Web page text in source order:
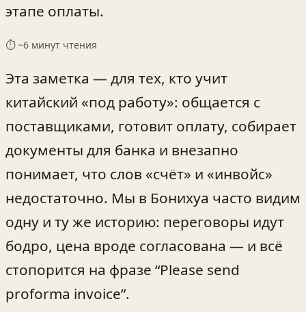
этапе оплаты.
⏱ ~6 минут чтения
Эта заметка — для тех, кто учит
китайский «под работу»: общается с
поставщиками, готовит оплату, собирает
документы для банка и внезапно
понимает, что слов «счёт» и «инвойс»
недостаточно. Мы в Бонихуа часто видим
одну и ту же историю: переговоры идут
бодро, цена вроде согласована — и всё
стопорится на фразе “Please send
proforma invoice”.